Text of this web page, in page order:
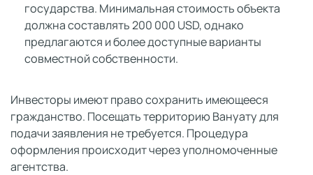
государства. Минимальная стоимость объекта
должна составлять 200 000 USD, однако
предлагаются и более доступные варианты
совместной собственности.
Инвесторы имеют право сохранить имеющееся
гражданство. Посещать территорию Вануату для
подачи заявления не требуется. Процедура
оформления происходит через уполномоченные
агентства.